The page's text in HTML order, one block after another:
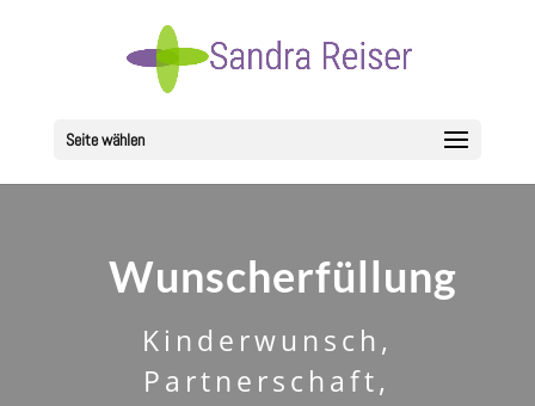
Seite wählen
Wunscherfüllung
Kinderwunsch,
Partnerschaft,